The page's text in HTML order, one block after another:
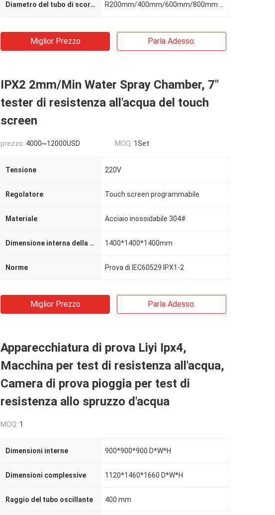
Diametro del tubo di scorrimento
Miglior Prezzo Parla Adesso.
IPX2 2mm/Min Water Spray Chamber, 7"
tester di resistenza all'acqua del touch
screen
prezzo: 4000~12000USD MOQ: 1Set
Tensione 220V
Regolatore Touch screen programmabile
Materiale Acciaio inossidabile 304#
Dimensione interna della camera 1400*1400*1400mm
Norme Prova di IEC60529 IPX1-2
Miglior Prezzo Parla Adesso.
Apparecchiatura di prova Liyi Ipx4,
Macchina per test di resistenza all'acqua,
Camera di prova pioggia per test di
resistenza allo spruzzo d'acqua
MOQ: 1
Dimensioni interne 900*900*900 D*W*H
Dimensioni complessive 1120*1460*1660 D*W*H
Raggio del tubo oscillante 400 mm